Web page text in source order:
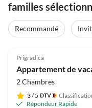
familles
Recommandé
Prigradica
2 Chambres
3/ 5
Répondeur Rapide